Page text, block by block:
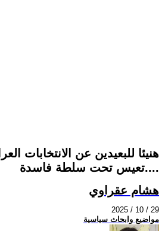
هنيئا للبعيدين عن الانتخابات
تعيس تحت سلطة فاسدة....
هشام عقراوي
2025 / 10 / 29
مواضيع وابحاث سياسية